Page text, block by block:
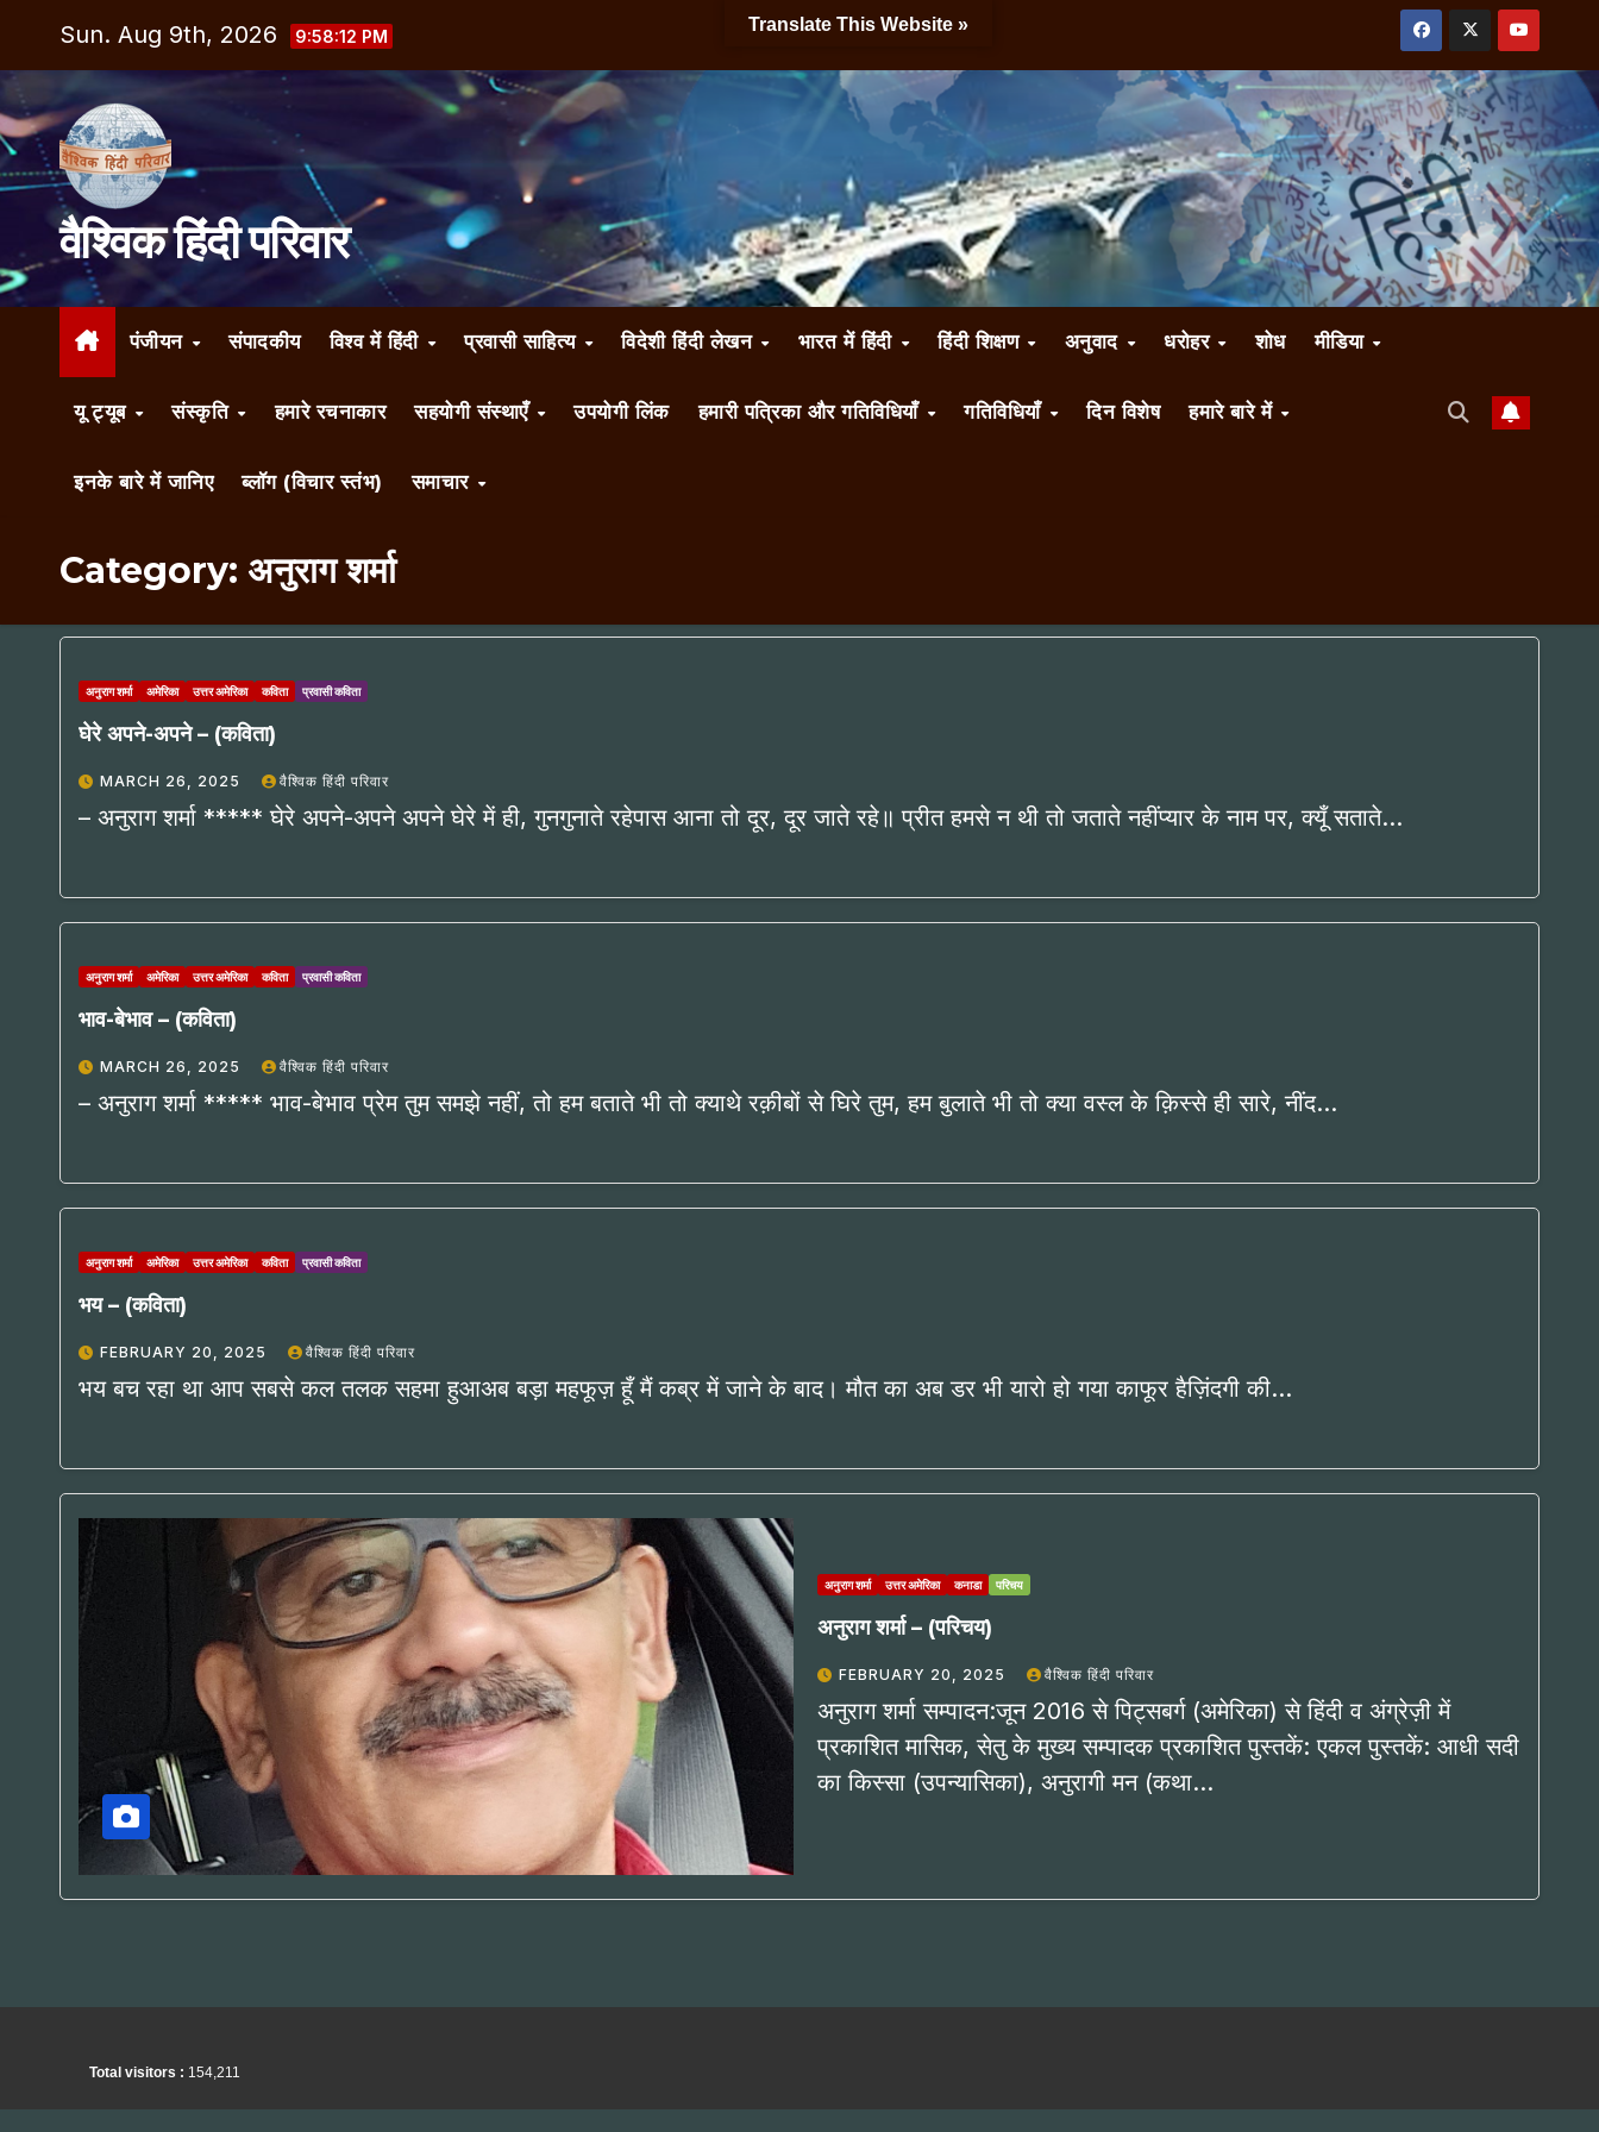
content
Sun. Aug 9th, 2026 9:58:13 PM
वैश्विक हिंदी परिवार
पंजीयन संपादकीय विश्व में हिंदी प्रवासी साहित्य विदेशी हिंदी लेखन भारत में हिंदी हिंदी शिक्षण अनुवाद धरोहर शोध मीडिया
यू ट्यूब संस्कृति हमारे रचनाकार सहयोगी संस्थाएँ उपयोगी लिंक हमारी पत्रिका और गतिविधियाँ गतिविधियाँ दिन विशेष हमारे बारे में
इनके बारे में जानिए ब्लॉग (विचार स्तंभ) समाचार
Category: अनुराग शर्मा
अनुराग शर्मा अमेरिका उत्तर अमेरिका कविता प्रवासी कविता
घेरे अपने-अपने – (कविता)
MARCH 26, 2025 वैश्विक हिंदी परिवार
– अनुराग शर्मा ***** घेरे अपने-अपने अपने घेरे में ही, गुनगुनाते रहेपास आना तो दूर, दूर जाते रहे॥ प्रीत हमसे न थी तो जताते नहींप्यार के नाम पर, क्यूँ सताते…
अनुराग शर्मा अमेरिका उत्तर अमेरिका कविता प्रवासी कविता
भाव-बेभाव – (कविता)
MARCH 26, 2025 वैश्विक हिंदी परिवार
– अनुराग शर्मा ***** भाव-बेभाव प्रेम तुम समझे नहीं, तो हम बताते भी तो क्याथे रक़ीबों से घिरे तुम, हम बुलाते भी तो क्या वस्ल के क़िस्से ही सारे, नींद…
अनुराग शर्मा अमेरिका उत्तर अमेरिका कविता प्रवासी कविता
भय – (कविता)
FEBRUARY 20, 2025 वैश्विक हिंदी परिवार
भय बच रहा था आप सबसे कल तलक सहमा हुआअब बड़ा महफूज़ हूँ मैं कब्र में जाने के बाद। मौत का अब डर भी यारो हो गया काफूर हैज़िंदगी की…
अनुराग शर्मा उत्तर अमेरिका कनाडा परिचय
अनुराग शर्मा – (परिचय)
FEBRUARY 20, 2025 वैश्विक हिंदी परिवार
अनुराग शर्मा सम्पादन:जून 2016 से पिट्सबर्ग (अमेरिका) से हिंदी व अंग्रेज़ी में
प्रकाशित मासिक, सेतु के मुख्य सम्पादक प्रकाशित पुस्तकें: एकल पुस्तकें: आधी सदी
का किस्सा (उपन्यासिका), अनुरागी मन (कथा…
Total visitors : 154,211
Translate This Website »